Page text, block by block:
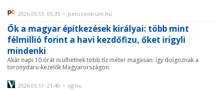
2026.05.13. 05:35 • penzcentrum.hu
Ők a magyar építkezések királyai: több mint
félmillió forint a havi kezdőfizu, őket irigyli
mindenki
Akár napi 10 órát is ülhetnek több tíz méter magasan: így dolgoznak a
toronydaru-kezelők Magyarországon.
2026.05.11. 21:40 • vg.hu